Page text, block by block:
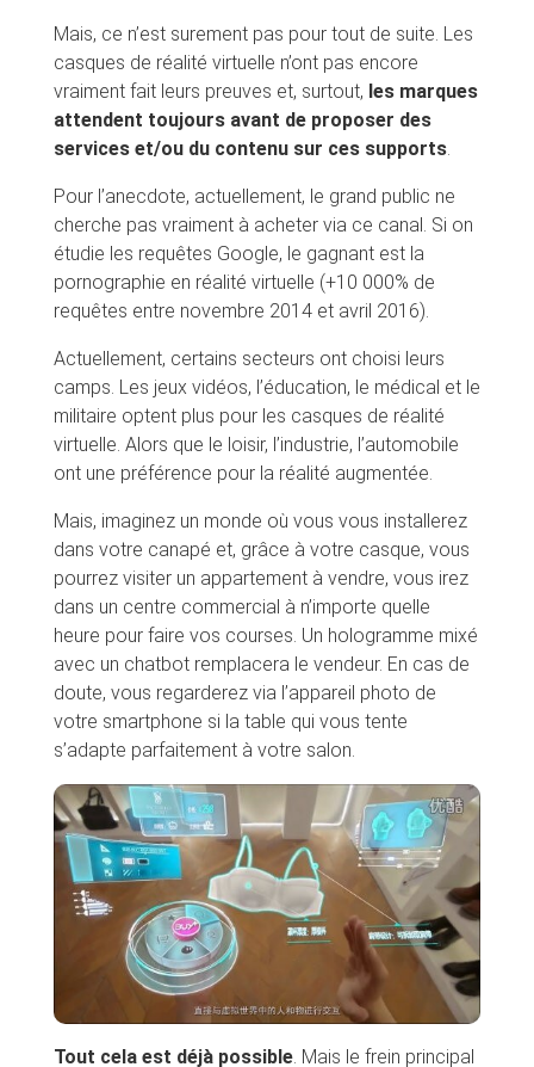
Mais, ce n’est surement pas pour tout de suite. Les
casques de réalité virtuelle n’ont pas encore
vraiment fait leurs preuves et, surtout, les marques
attendent toujours avant de proposer des
services et/ou du contenu sur ces supports.
Pour l’anecdote, actuellement, le grand public ne
cherche pas vraiment à acheter via ce canal. Si on
étudie les requêtes Google, le gagnant est la
pornographie en réalité virtuelle (+10 000% de
requêtes entre novembre 2014 et avril 2016).
Actuellement, certains secteurs ont choisi leurs
camps. Les jeux vidéos, l’éducation, le médical et le
militaire optent plus pour les casques de réalité
virtuelle. Alors que le loisir, l’industrie, l’automobile
ont une préférence pour la réalité augmentée.
Mais, imaginez un monde où vous vous installerez
dans votre canapé et, grâce à votre casque, vous
pourrez visiter un appartement à vendre, vous irez
dans un centre commercial à n’importe quelle
heure pour faire vos courses. Un hologramme mixé
avec un chatbot remplacera le vendeur. En cas de
doute, vous regarderez via l’appareil photo de
votre smartphone si la table qui vous tente
s’adapte parfaitement à votre salon.
Tout cela est déjà possible. Mais le frein principal